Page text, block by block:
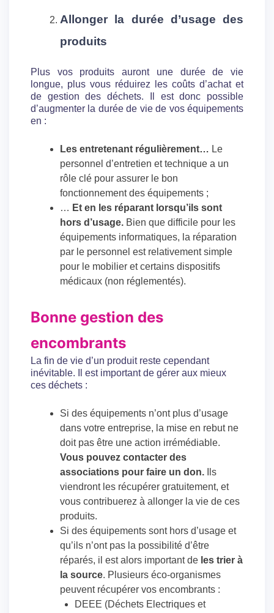
Allonger la durée d’usage des
produits
Plus vos produits auront une durée de vie
longue, plus vous réduirez les coûts d’achat et
de gestion des déchets. Il est donc possible
d’augmenter la durée de vie de vos équipements
en :
Les entretenant régulièrement… Le
personnel d’entretien et technique a un
rôle clé pour assurer le bon
fonctionnement des équipements ;
… Et en les réparant lorsqu’ils sont
hors d’usage. Bien que difficile pour les
équipements informatiques, la réparation
par le personnel est relativement simple
pour le mobilier et certains dispositifs
médicaux (non réglementés).
Bonne gestion des
encombrants
La fin de vie d’un produit reste cependant
inévitable. Il est important de gérer aux mieux
ces déchets :
Si des équipements n’ont plus d’usage
dans votre entreprise, la mise en rebut ne
doit pas être une action irrémédiable.
Vous pouvez contacter des
associations pour faire un don. Ils
viendront les récupérer gratuitement, et
vous contribuerez à allonger la vie de ces
produits.
Si des équipements sont hors d’usage et
qu’ils n’ont pas la possibilité d’être
réparés, il est alors important de les trier à
la source. Plusieurs éco-organismes
peuvent récupérer vos encombrants :
DEEE (Déchets Electriques et